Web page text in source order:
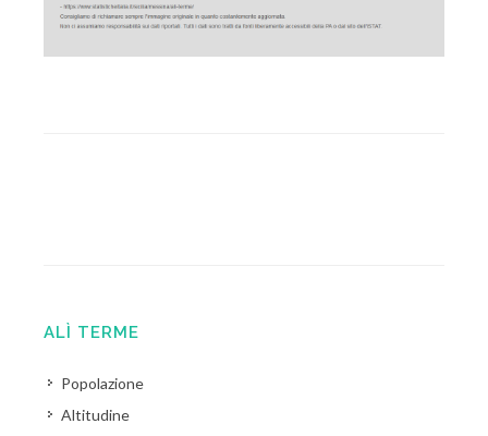
ALÌ TERME
Popolazione
Altitudine